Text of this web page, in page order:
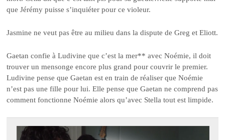
que Jérémy puisse s’inquiéter pour ce violeur.
Jasmine ne veut pas être au milieu dans la dispute de Greg et Eliott.
Gaetan confie à Ludivine que c’est la mer** avec Noémie, il doit
trouver un mensonge encore plus grand pour couvrir le premier.
Ludivine pense que Gaetan est en train de réaliser que Noémie
n’est pas une fille pour lui. Elle pense que Gaetan ne comprend pas
comment fonctionne Noémie alors qu’avec Stella tout est limpide.